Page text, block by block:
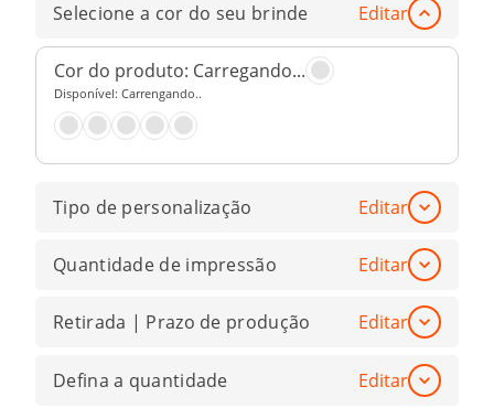
Selecione a cor do seu brinde Editar
Cor do produto: Carregando...
Disponível: Carrengando..
Tipo de personalização Editar
Quantidade de impressão Editar
Retirada | Prazo de produção Editar
Defina a quantidade Editar